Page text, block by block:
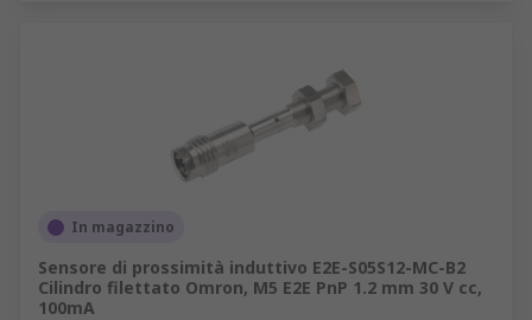
In magazzino
Sensore di prossimità induttivo E2E-S05S12-MC-B2
Cilindro filettato Omron, M5 E2E PnP 1.2 mm 30 V cc,
100mA